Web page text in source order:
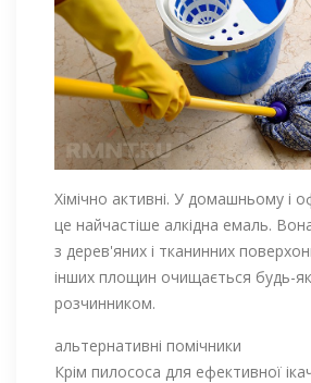
Хімічно активні. У домашньому і
це найчастіше алкідна емаль.
з дерев'яних і тканинних
інших площин очищається будь-
розчинником.
альтернативні помічники
Крім пилососа для ефективної